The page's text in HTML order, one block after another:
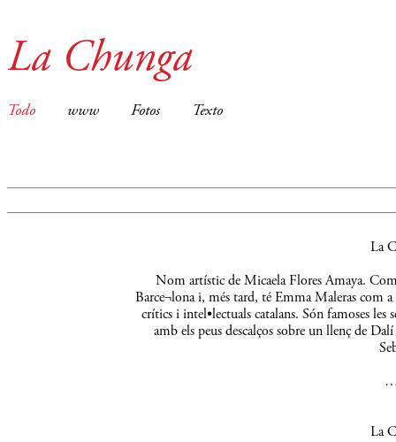
La Chunga
Todo www Fotos Texto
La
Nom artístic de Micaela Flores Amaya.
Barce¬lona i, més tard, té Emma Maleras com
crítics i intel•lectuals catalans. Són famoses
amb els peus descalços sobre un llenç de
La